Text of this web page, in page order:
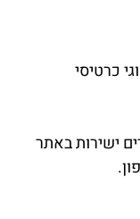
כרטיסי
ישירות באתר